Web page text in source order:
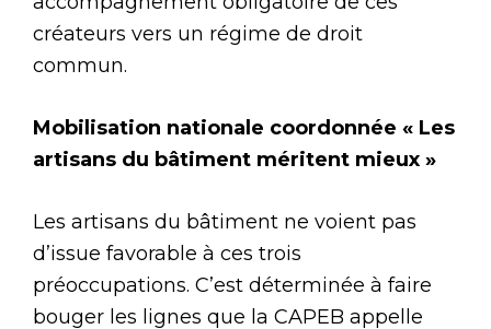
créateurs vers un régime de droit
commun.
Mobilisation nationale coordonnée « Les
artisans du bâtiment méritent mieux »
Les artisans du bâtiment ne voient pas
d’issue favorable à ces trois
préoccupations. C’est déterminée à faire
bouger les lignes que la CAPEB appelle